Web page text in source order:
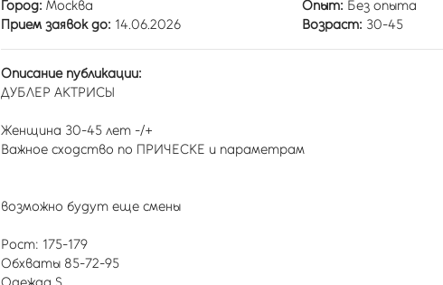
Город: Москва
Прием заявок до: 14.06.2026
Опыт: Без опыта
Возраст: 30-45
Описание публикации:
ДУБЛЕР АКТРИСЫ
Женщина 30-45 лет -/+
Важное сходство по ПРИЧЕСКЕ и параметрам
возможно будут еще смены
Рост: 175-179
Обхваты 85-72-95